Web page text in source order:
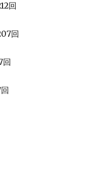
回
回
回